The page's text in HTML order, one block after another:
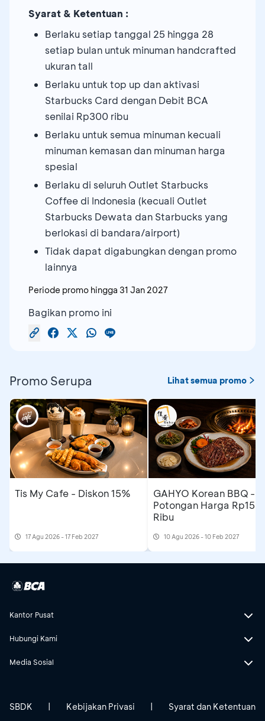
Syarat & Ketentuan :
Berlaku setiap tanggal 25 hingga 28
setiap bulan untuk minuman handcrafted
ukuran tall
Berlaku untuk top up dan aktivasi
Starbucks Card dengan Debit BCA
senilai Rp300 ribu
Berlaku untuk semua minuman kecuali
minuman kemasan dan minuman harga
spesial
Berlaku di seluruh Outlet Starbucks
Coffee di Indonesia (kecuali Outlet
Starbucks Dewata dan Starbucks yang
berlokasi di bandara/airport)
Tidak dapat digabungkan dengan promo
lainnya
Periode promo hingga 31 Jan 2027
Bagikan promo ini
Promo Serupa Lihat semua promo
Tis My Cafe - Diskon 15%
17 Agu 2026 - 17 Feb 2027
GAHYO Korean BBQ -
Potongan Harga Rp150
Ribu
10 Agu 2026 - 10 Feb 2027
Kantor Pusat
Hubungi Kami
Media Sosial
SBDK Kebijakan Privasi Syarat dan Ketentuan